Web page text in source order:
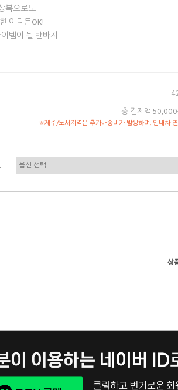
복으로도
어디든OK!
템이 될 반바지
총 결제액
※제주/도서지역은 추가배송비가 발생하며, 안내차
상